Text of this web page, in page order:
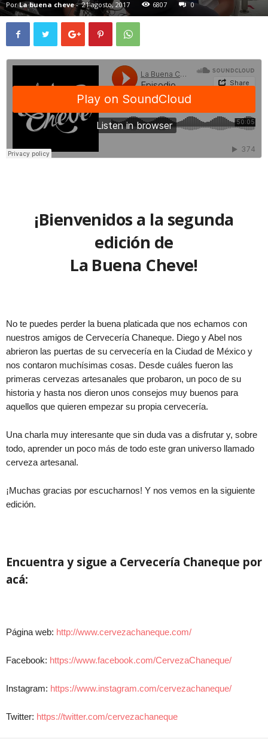
Por La buena cheve- 21 agosto, 2017 6807 0
¡Bienvenidos a la segunda
edición de
La Buena Cheve!
No te puedes perder la buena platicada que nos echamos con
nuestros amigos de Cervecería Chaneque. Diego y Abel nos
abrieron las puertas de su cervecería en la Ciudad de México y
nos contaron muchísimas cosas. Desde cuáles fueron las
primeras cervezas artesanales que probaron, un poco de su
historia y hasta nos dieron unos consejos muy buenos para
aquellos que quieren empezar su propia cervecería.
Una charla muy interesante que sin duda vas a disfrutar y, sobre
todo, aprender un poco más de todo este gran universo llamado
cerveza artesanal.
¡Muchas gracias por escucharnos! Y nos vemos en la siguiente
edición.
Encuentra y sigue a Cervecería Chaneque por
acá:
Página web: http://www.cervezachaneque.com/
Facebook: https://www.facebook.com/CervezaChaneque/
Instagram: https://www.instagram.com/cervezachaneque/
Twitter: https://twitter.com/cervezachaneque